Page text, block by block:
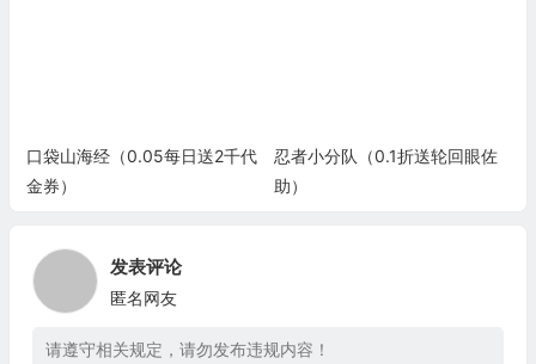
口袋山海经（0.05每日送2千代
金券）
忍者小分队（0.1折送轮回眼佐
助）
发表评论
匿名网友